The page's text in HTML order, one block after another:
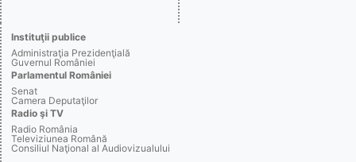
Instituţii publice
Administraţia Prezidenţială
Guvernul României
Parlamentul României
Senat
Camera Deputaţilor
Radio şi TV
Radio România
Televiziunea Română
Consiliul Naţional al Audiovizualului